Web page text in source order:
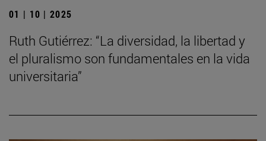
01 | 10 | 2025
Ruth Gutiérrez: “La diversidad, la libertad y
el pluralismo son fundamentales en la vida
universitaria”